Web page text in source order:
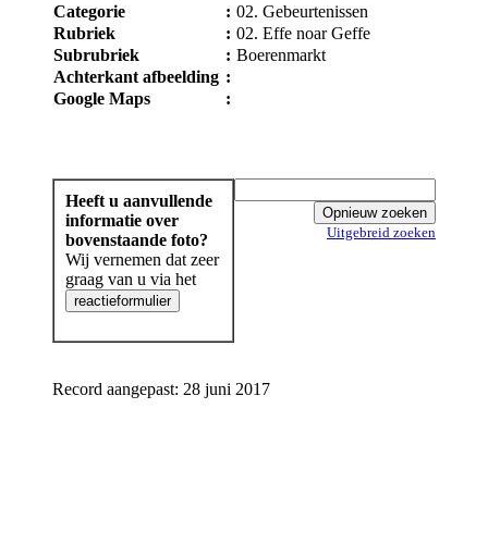
Categorie
: 02. Gebeurtenissen
Rubriek
: 02. Effe noar Geffe
Subrubriek
: Boerenmarkt
Achterkant afbeelding :
Google Maps
:
Heeft u aanvullende
informatie over
bovenstaande foto?
Wij vernemen dat zeer
graag van u via het
Uitgebreid zoeken
Record aangepast: 28 juni 2017